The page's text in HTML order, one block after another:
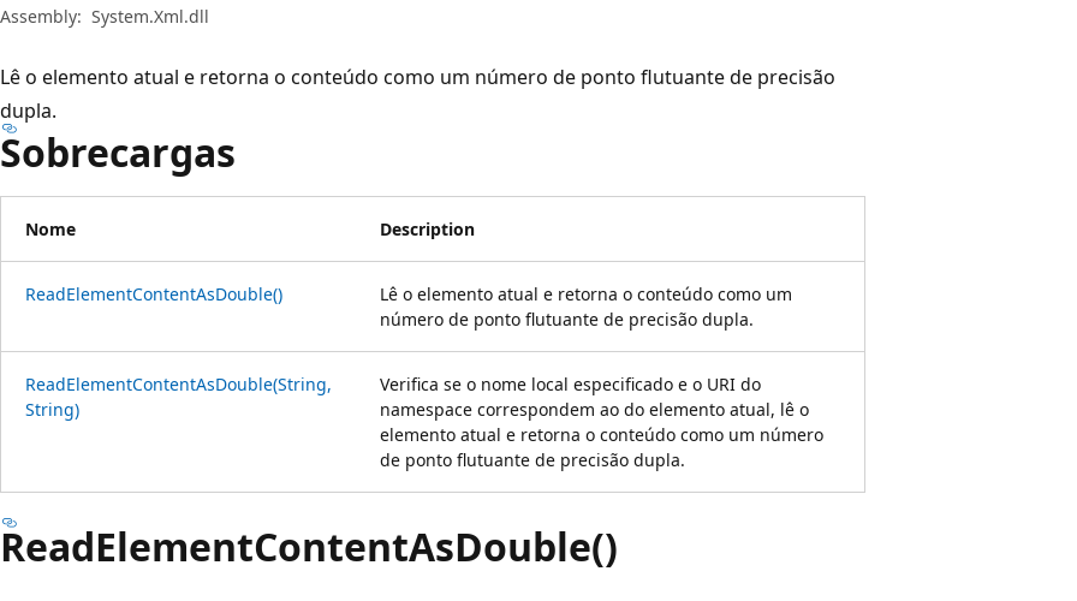
Assembly: System.Xml.dll
Lê o elemento atual e retorna o conteúdo como um número de ponto flutuante de precisão
dupla.
Sobrecargas
Nome Description
ReadElementContentAsDouble()
Lê o elemento atual e retorna o conteúdo como um
número de ponto flutuante de precisão dupla.
ReadElementContentAsDouble(String,
String)
Verifica se o nome local especificado e o URI do
namespace correspondem ao do elemento atual, lê o
elemento atual e retorna o conteúdo como um número
de ponto flutuante de precisão dupla.
ReadElementContentAsDouble()